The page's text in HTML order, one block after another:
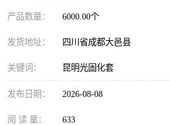
产品数量： 6000.00个
发货地址： 四川省成都大邑县
关键词： 昆明光固化套
发布日期： 2026-08-08
阅 读 量： 633